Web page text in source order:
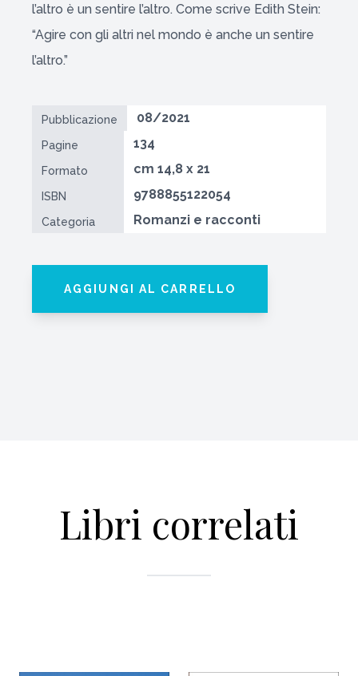
l’altro è un sentire l’altro. Come scrive Edith Stein:
“Agire con gli altri nel mondo è anche un sentire
l’altro.”
Pubblicazione 08/2021
Pagine 134
Formato cm 14,8 x 21
ISBN 9788855122054
Categoria Romanzi e racconti
AGGIUNGI AL CARRELLO
Libri correlati